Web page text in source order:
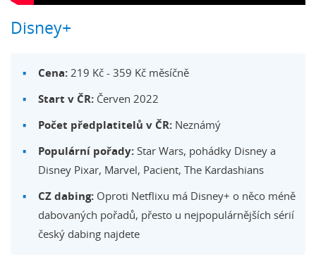
Disney+
Cena:219 Kč - 359 Kč měsíčně
Start v ČR:Červen 2022
Počet předplatitelů v ČR:Neznámý
Populární pořady:Star Wars, pohádky Disney a
Disney Pixar, Marvel, Pacient, The Kardashians
CZ dabing:Oproti Netflixu má Disney+ o něco méně
dabovaných pořadů, přesto u nejpopulárnějších sérií
český dabing najdete